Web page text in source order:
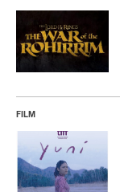
FILM